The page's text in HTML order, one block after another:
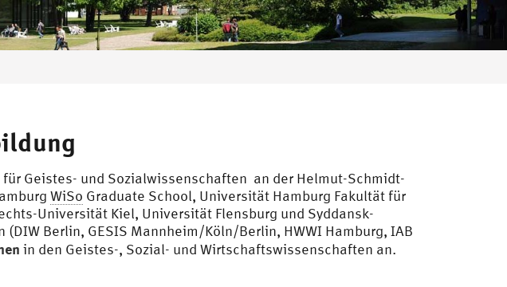
Geistes- und Sozialwissenschaften an der Helmut-Schmidt-
WiSo Graduate School, Universität Hamburg Fakultät für
Universität Kiel, Universität Flensburg und Syddansk-
Berlin, GESIS Mannheim/Köln/Berlin, HWWI Hamburg, IAB
in den Geistes-, Sozial- und Wirtschaftswissenschaften an.